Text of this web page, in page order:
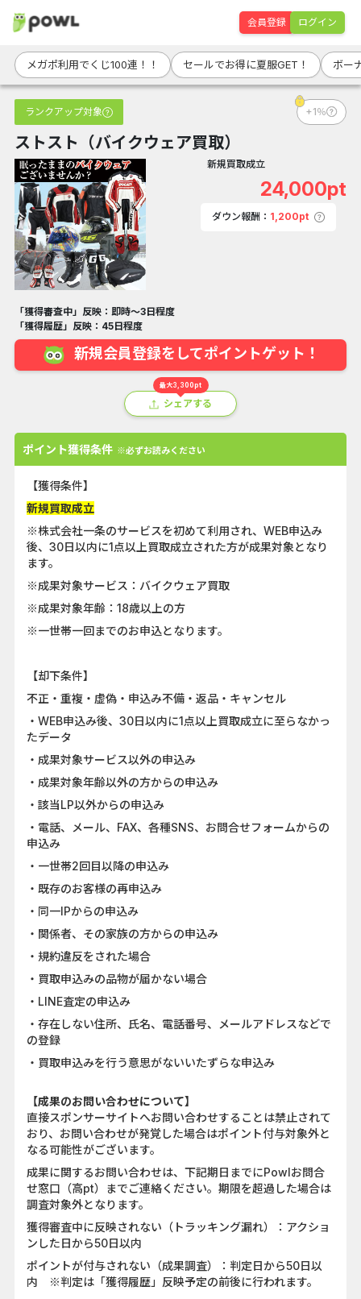
会員登録 ログイン
メガポ利用でくじ100連！！ セールでお得に夏服GET！ ボー
ランクアップ対象 +1％
ストスト（バイクウェア買取）
新規買取成立
24,000pt
ダウン報酬： 1,200pt
「獲得審査中」反映：即時～3日程度
「獲得履歴」反映：45日程度
新規会員登録をしてポイントゲット！
最大3,300pt
シェアする
ポイント獲得条件 ※必ずお読みください
【獲得条件】
新規買取成立
※株式会社一条のサービスを初めて利用され、WEB申込み
後、30日以内に1点以上買取成立された方が成果対象となり
ます。
※成果対象サービス：バイクウェア買取
※成果対象年齢：18歳以上の方
※一世帯一回までのお申込となります。
【却下条件】
不正・重複・虚偽・申込み不備・返品・キャンセル
・WEB申込み後、30日以内に1点以上買取成立に至らなかっ
たデータ
・成果対象サービス以外の申込み
・成果対象年齢以外の方からの申込み
・該当LP以外からの申込み
・電話、メール、FAX、各種SNS、お問合せフォームからの
申込み
・一世帯2回目以降の申込み
・既存のお客様の再申込み
・同一IPからの申込み
・関係者、その家族の方からの申込み
・規約違反をされた場合
・買取申込みの品物が届かない場合
・LINE査定の申込み
・存在しない住所、氏名、電話番号、メールアドレスなどで
の登録
・買取申込みを行う意思がないいたずらな申込み
【成果のお問い合わせについて】
直接スポンサーサイトへお問い合わせすることは禁止されて
おり、お問い合わせが発覚した場合はポイント付与対象外と
なる可能性がございます。
成果に関するお問い合わせは、下記期日までにPowlお問合
せ窓口（高pt）までご連絡ください。期限を超過した場合は
調査対象外となります。
獲得審査中に反映されない（トラッキング漏れ）：アクショ
ンした日から50日以内
ポイントが付与されない（成果調査）：判定日から50日以
内 ※判定は「獲得履歴」反映予定の前後に行われます。